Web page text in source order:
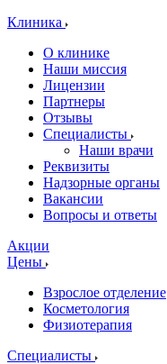
Клиника
О клинике
Наши миссия
Лицензии
Партнеры
Отзывы
Специалисты
Наши врачи
Реквизиты
Надзорные органы
Вакансии
Вопросы и ответы
Акции
Цены
Взрослое отделение
Косметология
Физиотерапия
Специалисты